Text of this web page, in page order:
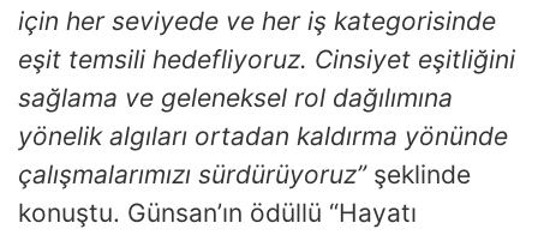
için her seviyede ve her iş kategorisinde
eşit temsili hedefliyoruz. Cinsiyet eşitliğini
sağlama ve geleneksel rol dağılımına
yönelik algıları ortadan kaldırma yönünde
çalışmalarımızı sürdürüyoruz”şeklinde
konuştu. Günsan’ın ödüllü “Hayatı